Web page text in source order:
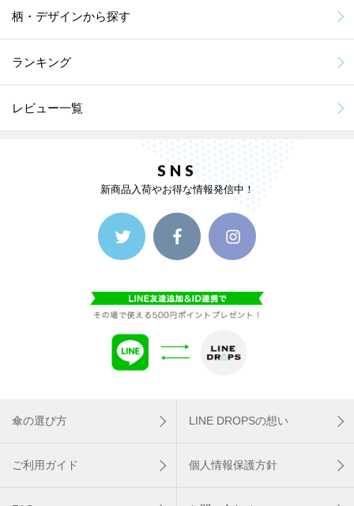
柄・デザインから探す
ランキング
レビュー一覧
SNS
新商品入荷やお得な情報発信中！
傘の選び方 LINE DROPSの想い
ご利用ガイド 個人情報保護方針